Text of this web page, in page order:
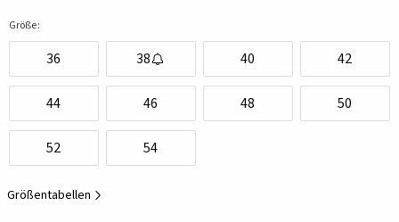
Größe:
36 38 40 42
44 46 48 50
52 54
Größentabellen